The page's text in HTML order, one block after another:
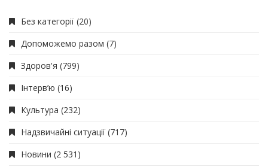
Без категорії (20)
Допоможемо разом (7)
Здоров'я (799)
Інтерв’ю (16)
Культура (232)
Надзвичайні ситуації (717)
Новини (2 531)